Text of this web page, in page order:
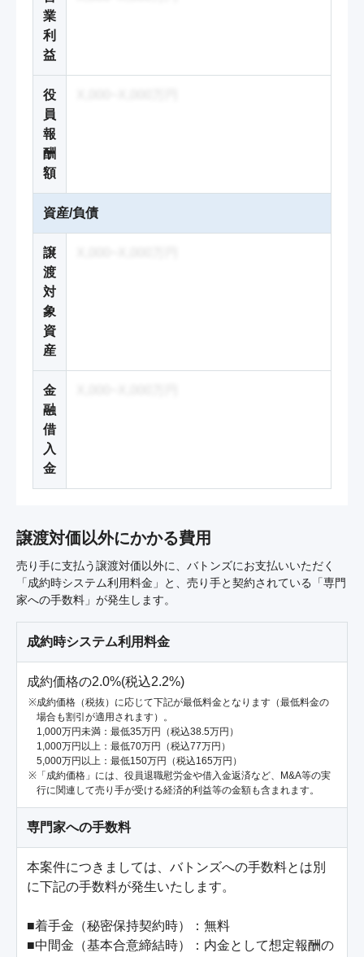
業
利
益
役
員
報
酬
額
資産/負債
譲
渡
対
象
資
産
金
融
借
入
金
譲渡対価以外にかかる費用
売り手に支払う譲渡対価以外に、バトンズにお支払いいただく
「成約時システム利用料金」と、売り手と契約されている「専門
家への手数料」が発生します。
成約時システム利用料金
成約価格の2.0%(税込2.2%)
成約価格（税抜）に応じて下記が最低料金となります（最低料金の
場合も割引が適用されます）。
1,000万円未満：最低35万円（税込38.5万円）
1,000万円以上：最低70万円（税込77万円）
5,000万円以上：最低150万円（税込165万円）
「成約価格」には、役員退職慰労金や借入金返済など、M&A等の実
行に関連して売り手が受ける経済的利益等の金額も含まれます。
専門家への手数料
本案件につきましては、バトンズへの手数料とは別
に下記の手数料が発生いたします。
■着手金（秘密保持契約時）：無料
■中間金（基本合意締結時）：内金として想定報酬の